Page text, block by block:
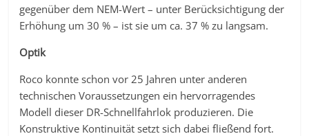
gegenüber dem NEM-Wert – unter Berücksichtigung der
Erhöhung um 30 % – ist sie um ca. 37 % zu langsam.
Optik
Roco konnte schon vor 25 Jahren unter anderen
technischen Voraussetzungen ein hervorragendes
Modell dieser DR-Schnellfahrlok produzieren. Die
Konstruktive Kontinuität setzt sich dabei fließend fort.